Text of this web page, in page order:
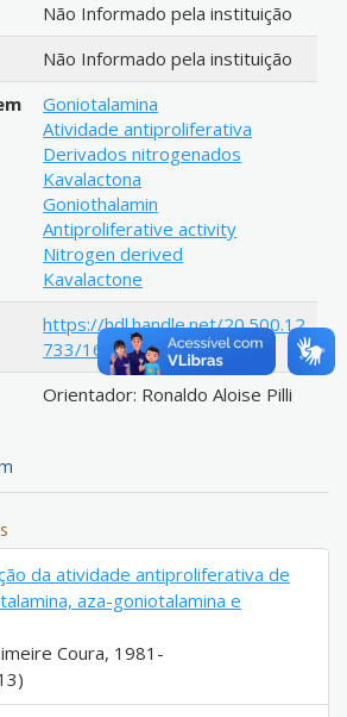
Não Informado pela instituição
Não Informado pela instituição
Goniotalamina
Atividade antiproliferativa
Derivados nitrogenados
Kavalactona
Goniothalamin
Antiproliferative activity
Nitrogen derived
Kavalactone
https://hdl.handle.net/20.500.12
733/1616520
Orientador: Ronaldo Aloise Pilli
da atividade antiproliferativa de
aza-goniotalamina e
Coura, 1981-